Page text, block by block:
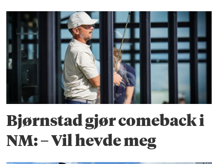
Bjørnstad gjør comeback i
NM: – Vil hevde meg